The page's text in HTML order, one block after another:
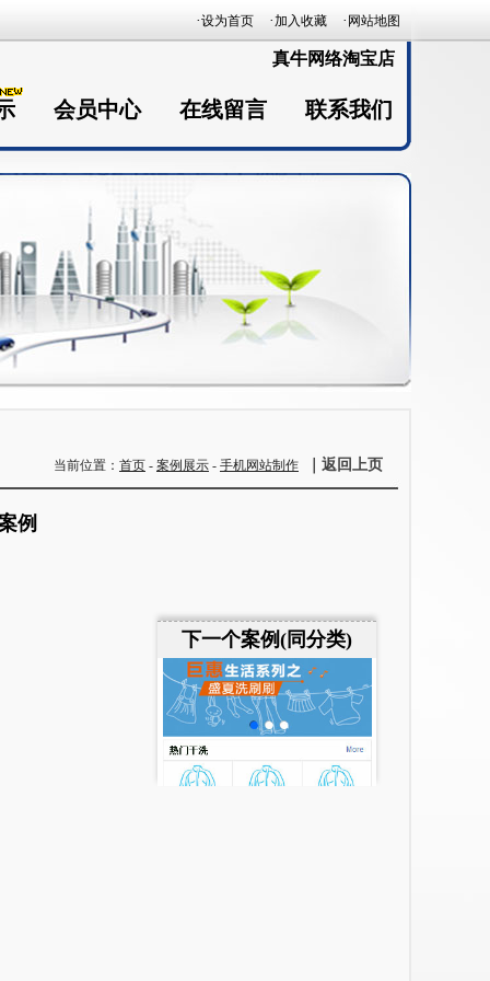
·设为首页 ·加入收藏 · 网站地图
真牛网络淘宝店
会员中心 在线留言 联系我们
当前位置： 首页 - 案例展示 - 手机网站制作 ｜返回上页
例
下一个案例(同分类)